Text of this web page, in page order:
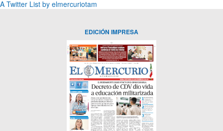
A Twitter List by elmercuriotam
EDICIÓN IMPRESA